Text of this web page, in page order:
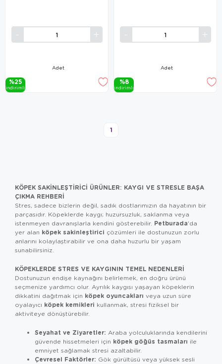
Adet
%25
i̇ndi̇ri̇mli̇
Adet
%8
i̇ndi̇ri̇mli̇
1
KÖPEK SAKINLEŞTIRICI ÜRÜNLER: KAYGI VE STRESLE BAŞA
ÇIKMA REHBERI
Stres, sadece bizlerin değil, sadık dostlarımızın da hayatının bir
parçasıdır. Köpeklerde kaygı; huzursuzluk, saklanma veya
istenmeyen davranışlarla kendini gösterebilir. Petburada'da
yer alan köpek sakinleştirici çözümleri ile dostunuzun zorlu
anlarını kolaylaştırabilir ve ona daha huzurlu bir yaşam
sunabilirsiniz.
KÖPEKLERDE STRES VE KAYGININ TEMEL NEDENLERI
Dostunuzun endişe kaynağını belirlemek, en doğru ürünü
seçmenize yardımcı olur. Ayrılık kaygısı yaşayan köpeklerin
dikkatini dağıtmak için köpek oyuncakları veya uzun süre
oyalayıcı köpek kemikleri kullanmak, stresi fiziksel bir
aktiviteye dönüştürebilir.
Seyahat ve Ziyaretler: Araba yolculuklarında kendilerini
güvende hissetmeleri için köpek göğüs tasmaları ile
emniyet sağlamak stresi azaltabilir.
Çevresel Faktörler: Gök gürültüsü veya yüksek sesli